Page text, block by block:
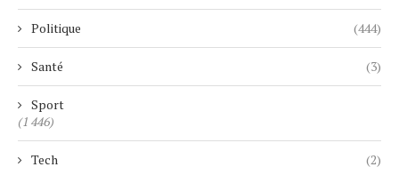
Politique (444)
Santé (3)
Sport
(1 446)
Tech (2)